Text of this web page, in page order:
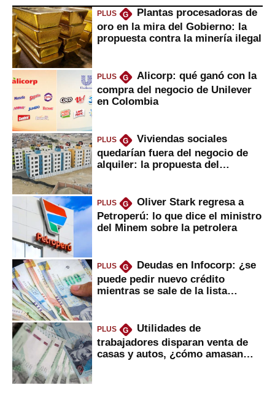
PLUS G
Plantas procesadoras de
oro en la mira del Gobierno: la
propuesta contra la minería ilegal
PLUS G
Alicorp: qué ganó con la
compra del negocio de Unilever
en Colombia
PLUS G
Viviendas sociales
quedarían fuera del negocio de
alquiler: la propuesta del
PLUS G
Oliver Stark regresa a
Petroperú: lo que dice el ministro
del Minem sobre la petrolera
PLUS G
Deudas en Infocorp: ¿se
puede pedir nuevo crédito
mientras se sale de la lista
PLUS G
Utilidades de
trabajadores disparan venta de
casas y autos, ¿cómo amasan